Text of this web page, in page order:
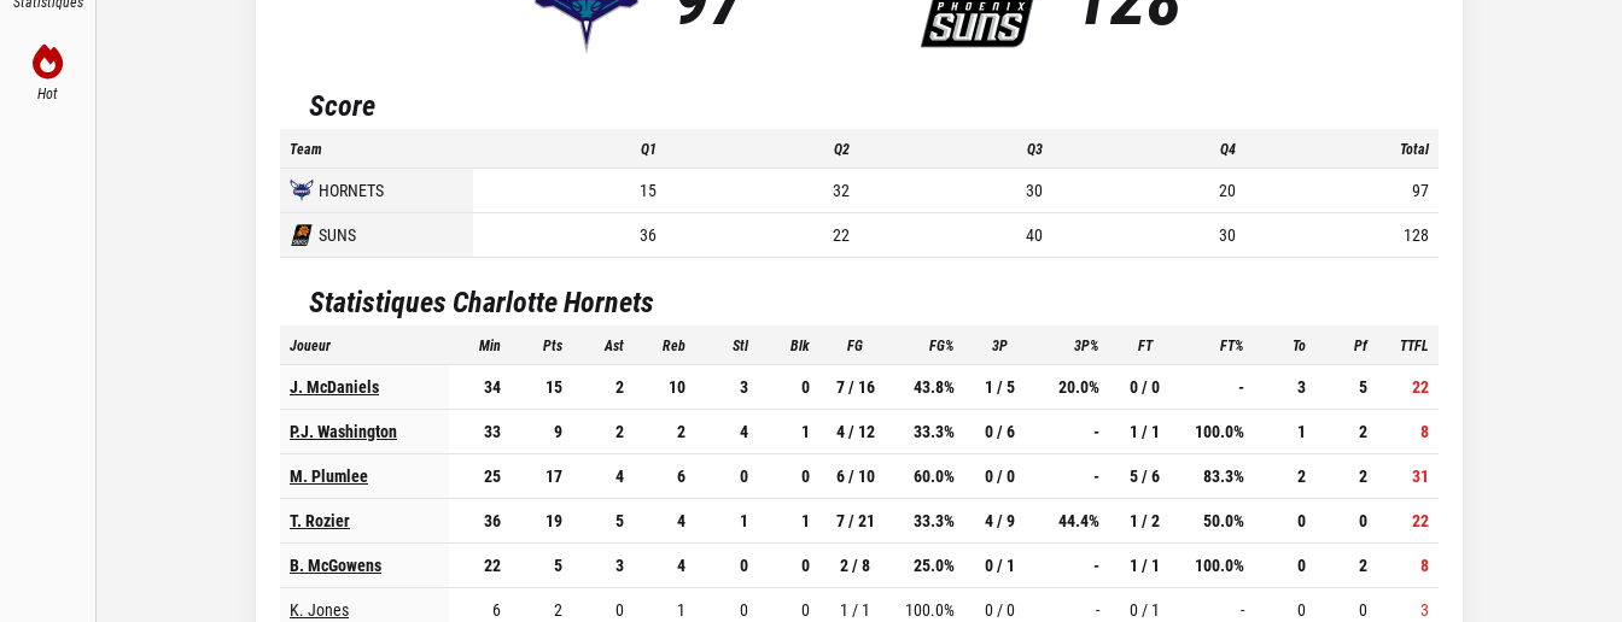
Hot Score
Team Q1 Q2 Q3 Q4 Total
HORNETS 15 32 30 20
97
SUNS
36 22 40 30 128
Statistiques Charlotte Hornets
Joueur Min Pts Ast Reb Stl Blk FG FG% 3P 3P% FT FT% To Pf TTFL
J. McDaniels 34 15 2 10 3 0 7 / 16 43.8% 1 / 5 20.0% 0 / 0 - 3 5
22
P.J. Washington
33 9 2 2 4 1 4 / 12 33.3% 0 / 6 - 1 / 1 100.0% 1 2
8
M. Plumlee
25 17 4 6 0 0 6 / 10 60.0% 0 / 0 - 5 / 6 83.3% 2 2
31
T. Rozier
36 19 5 4 1 1 7 / 21 33.3% 4 / 9 44.4% 1 / 2 50.0% 0 0
22
B. McGowens
22 5 3 4 0 0 2 / 8 25.0% 0 / 1 - 1 / 1 100.0% 0 2
8
K. Jones
6 2 0 1 0 0 1 / 1 100.0% 0 / 0 - 0 / 1 - 0 0
3